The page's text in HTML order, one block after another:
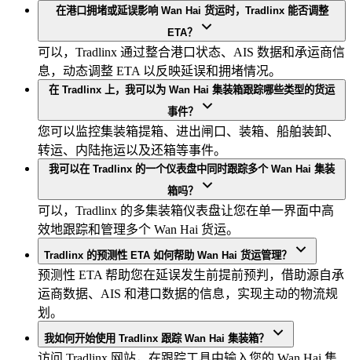
在港口拥堵或延误影响 Wan Hai 货运时，Tradlinx 能否调整
ETA？
可以，Tradlinx 通过整合港口状态、AIS 数据和承运商信
息，动态调整 ETA 以反映延误和拥堵情况。
在 Tradlinx 上，我可以为 Wan Hai 集装箱跟踪哪些类型的货运
事件？
您可以监控集装箱提箱、进出闸口、装箱、船舶装卸、
转运、内陆拖运以及还箱等事件。
我可以在 Tradlinx 的一个仪表盘中同时跟踪多个 Wan Hai 集装
箱吗？
可以，Tradlinx 的多集装箱仪表盘让您在单一界面中高
效地跟踪和管理多个 Wan Hai 货运。
Tradlinx 的预测性 ETA 如何帮助 Wan Hai 货运管理？
预测性 ETA 帮助您在延误发生前提前预判，借助源自承
运商数据、AIS 和港口数据的信息，实现主动的物流规
划。
我如何开始使用 Tradlinx 跟踪 Wan Hai 集装箱？